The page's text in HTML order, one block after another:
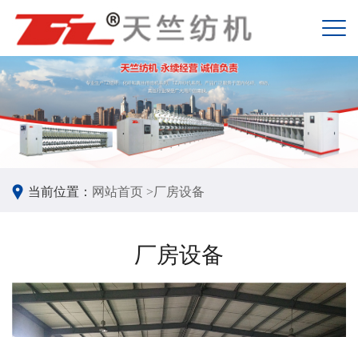
当前位置： 网站首页 >厂房设备
厂房设备